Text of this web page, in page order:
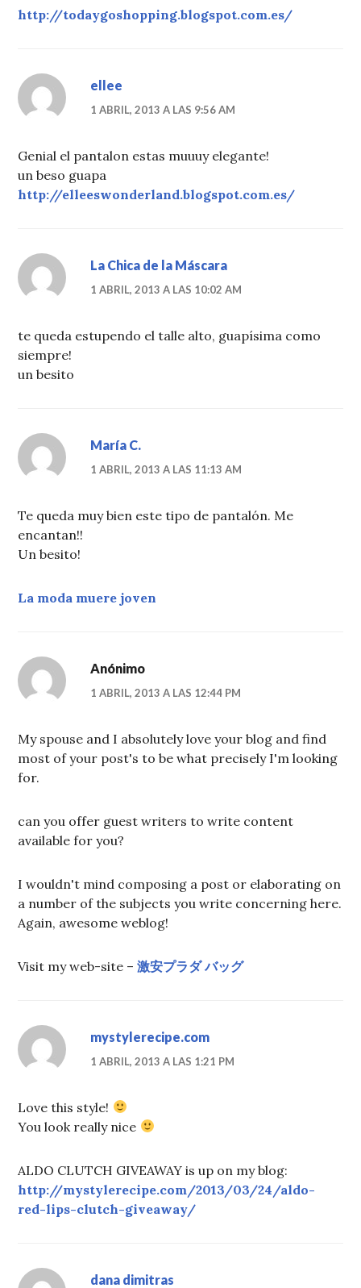
http://todaygoshopping.blogspot.com.es/
ellee
1 ABRIL, 2013 A LAS 9:56 AM
Genial el pantalon estas muuuy elegante!
un beso guapa
http://elleeswonderland.blogspot.com.es/
La Chica de la Máscara
1 ABRIL, 2013 A LAS 10:02 AM
te queda estupendo el talle alto, guapísima como
siempre!
un besito
María C.
1 ABRIL, 2013 A LAS 11:13 AM
Te queda muy bien este tipo de pantalón. Me
encantan!!
Un besito!
La moda muere joven
Anónimo
1 ABRIL, 2013 A LAS 12:44 PM
My spouse and I absolutely love your blog and find
most of your post's to be what precisely I'm looking
for.
can you offer guest writers to write content
available for you?
I wouldn't mind composing a post or elaborating on
a number of the subjects you write concerning here.
Again, awesome weblog!
Visit my web-site –激安プラダ バッグ
mystylerecipe.com
1 ABRIL, 2013 A LAS 1:21 PM
Love this style!
You look really nice
ALDO CLUTCH GIVEAWAY is up on my blog:
http://mystylerecipe.com/2013/03/24/aldo-
red-lips-clutch-giveaway/
dana dimitras